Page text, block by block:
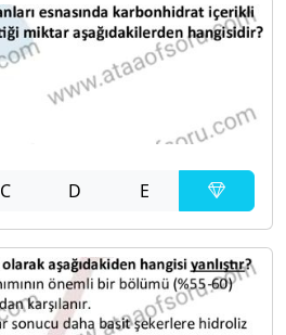
C D E